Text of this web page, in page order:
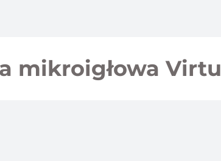
mikroigłowa